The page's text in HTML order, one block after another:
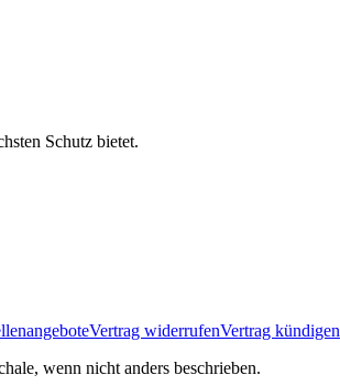
Schutz bietet.
Vertrag widerrufenVertrag kündigen
wenn nicht anders beschrieben.